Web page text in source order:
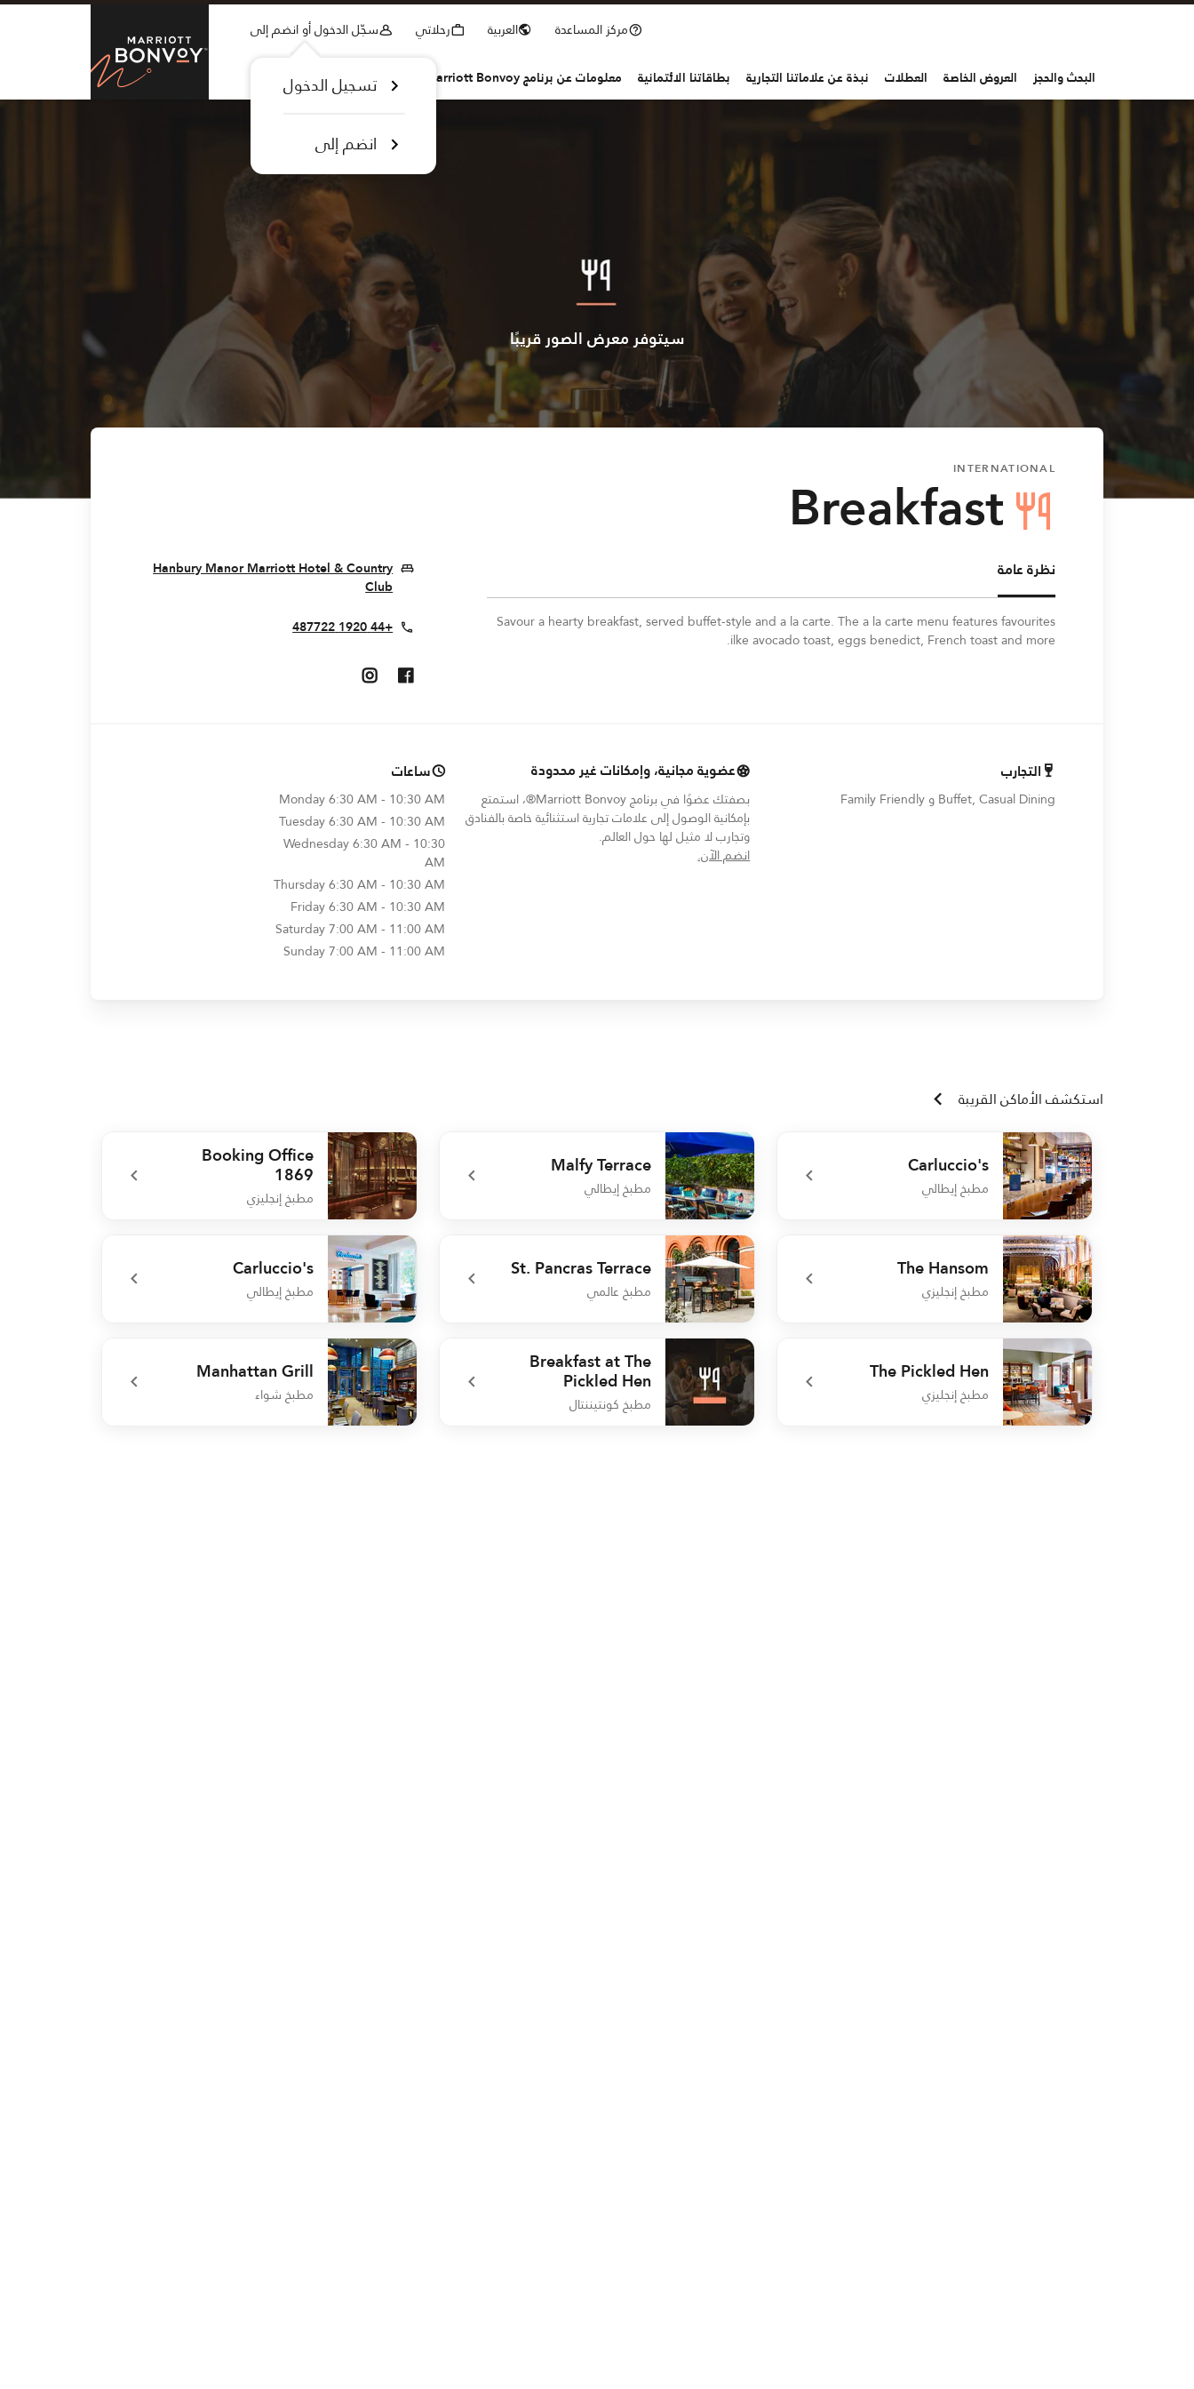
Skip to Content
Bonvoy
مركز المساعدة العربية رحلاتي سجّل الدخول أو انضم إلى
تسجيل الدخول
انضم إلى
البحث والحجز العروض الخاصة العطلات نبذة عن علاماتنا التجارية بطاقاتنا الائتمانية معلومات عن برنامج Marriott Bonvoy
سيتوفر معرض الصور قريبًا
INTERNATIONAL
Breakfast
نظرة عامة
Savour a hearty breakfast, served buffet-style and a la carte. The a la carte menu features favourites
ilke avocado toast, eggs benedict, French toast and more.
Hanbury Manor Marriott Hotel & Country
Club
Opens In New Window
+44 1920 487722
Opens In New Window
Opens In New Window
التجارب
Buffet, Casual Dining و Family Friendly
عضوية مجانية، وإمكانات غير محدودة
بصفتك عضوًا في برنامج Marriott Bonvoy®، استمتع
بإمكانية الوصول إلى علامات تجارية استثنائية خاصة بالفنادق
وتجارب لا مثيل لها حول العالم.
انضم الآن.opens in new window
ساعات
Monday6:30 AM - 10:30 AM
Tuesday6:30 AM - 10:30 AM
Wednesday6:30 AM - 10:30
AM
Thursday6:30 AM - 10:30 AM
Friday6:30 AM - 10:30 AM
Saturday7:00 AM - 11:00 AM
Sunday7:00 AM - 11:00 AM
استكشف الأماكن القريبة
Carluccio's
مطبخ إيطالي
undefined Carluccio's
Malfy Terrace
مطبخ إيطالي
undefined Malfy Terrace
Booking Office
1869
مطبخ إنجليزي
undefined Booking Office 1869
The Hansom
مطبخ إنجليزي
undefined The Hansom
St. Pancras Terrace
مطبخ عالمي
undefined St. Pancras Terrace
Carluccio's
مطبخ إيطالي
undefined Carluccio's
The Pickled Hen
مطبخ إنجليزي
Breakfast at The
Pickled Hen
مطبخ كونتيننتال
Manhattan Grill
مطبخ شواء